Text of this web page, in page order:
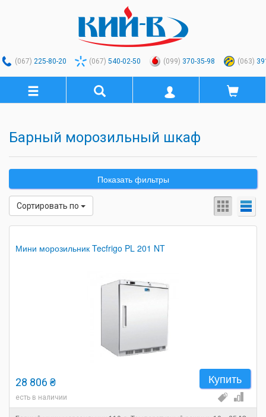
(067) 225-80-20 (067) 540-02-50 (099) 370-35-98 (063)
Показать фильтры
Сортировать по
Мини морозильник Tecfrigo PL 201 NT
Купить
28 806 ₴
есть в наличии
Барный морозильный шкаф